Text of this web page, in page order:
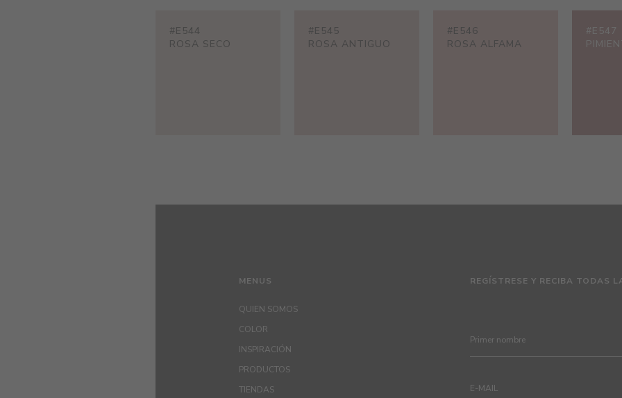
#E544
ROSA SECO
#E545
ROSA ANTIGUO
#E546
ROSA ALFAMA
#E547
MENUS
QUIEN SOMOS
COLOR
INSPIRACIÓN
PRODUCTOS
TIENDAS
REGÍSTRESE Y RECIBA TODAS